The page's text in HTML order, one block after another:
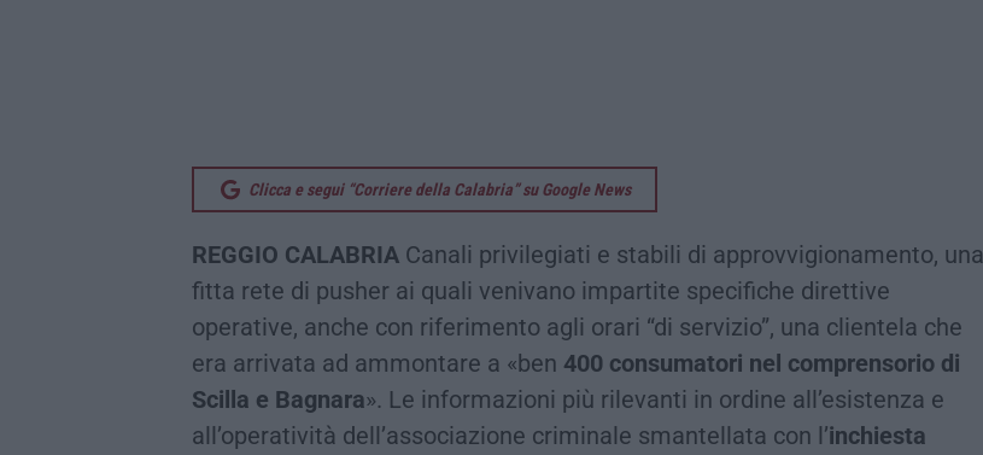
Clicca e segui “Corriere della Calabria” su Google News
REGGIO CALABRIA Canali privilegiati e stabili di approvvigionamento, una
fitta rete di pusher ai quali venivano impartite specifiche direttive
operative, anche con riferimento agli orari “di servizio”, una clientela che
era arrivata ad ammontare a «ben 400 consumatori nel comprensorio di
Scilla e Bagnara». Le informazioni più rilevanti in ordine all’esistenza e
all’operatività dell’associazione criminale smantellata con l’inchiesta